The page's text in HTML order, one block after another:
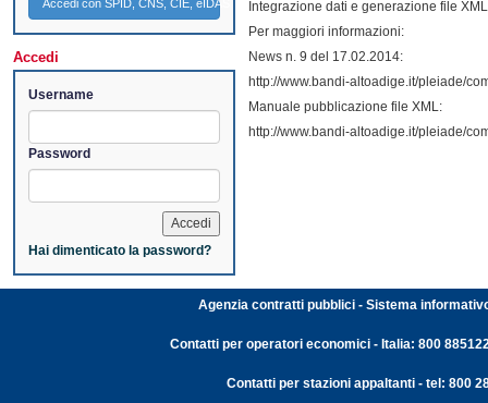
Accedi con SPID, CNS, CIE, eIDAS
Accedi
Username
Password
Hai dimenticato la password?
Integrazione dati e generazione file
Per maggiori informazioni:
News n. 9 del 17.02.2014:
http://www.bandi-altoadige.it/pleiade/
Manuale pubblicazione file XML:
http://www.bandi-altoadige.it/pleiade/
Agenzia contratti pubblici - Sistema
Contatti per operatori economici - Italia: 800
Contatti per stazioni appaltanti - tel: 800